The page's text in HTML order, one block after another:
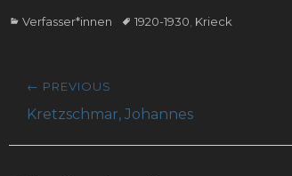
Categories
Verfasser*innen Tags1920-1930 Krieck
Beitragsnavigation
← PREVIOUS
Previous
Kretzschmar, Johannes